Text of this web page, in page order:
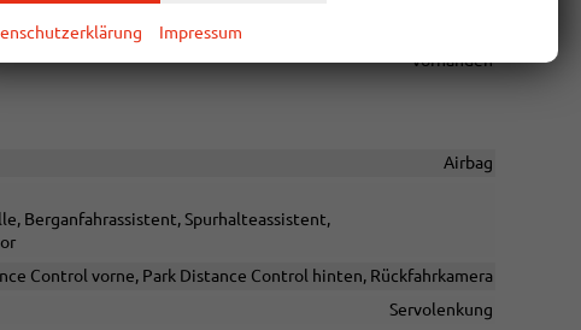
Freisprecheinrichtung, Bluetooth
vorhanden
Airbag
Berganfahrassistent, Spurhalteassistent,
Control vorne, Park Distance Control hinten, Rückfahrkamera
Servolenkung
Impressum